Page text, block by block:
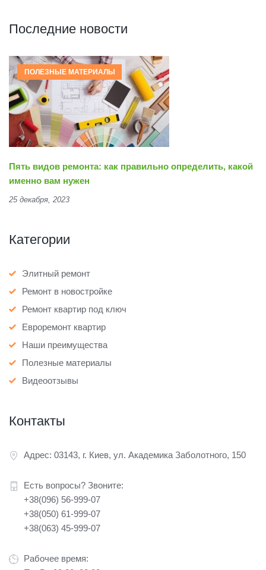
Последние новости
ПОЛЕЗНЫЕ МАТЕРИАЛЫ
Пять видов ремонта: как правильно определить, какой
именно вам нужен
25 декабря, 2023
Категории
Элитный ремонт
Ремонт в новостройке
Ремонт квартир под ключ
Евроремонт квартир
Наши преимущества
Полезные материалы
Видеоотзывы
Контакты
Адрес: 03143, г. Киев, ул. Академика Заболотного, 150
Есть вопросы? Звоните:
+38(096) 56-999-07
+38(050) 61-999-07
+38(063) 45-999-07
Рабочее время: